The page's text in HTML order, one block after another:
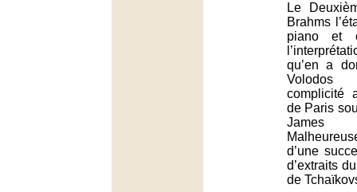
Le
Brahms
piano et
qu’en a
complicité
de Paris
James
d’une
d’extraits
de